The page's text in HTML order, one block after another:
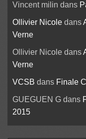
Vincent milin dans
Ollivier Nicoledans
Verne
Ollivier Nicoledans
Verne
VCSB dans Finale
GUEGUEN Gdans
2015